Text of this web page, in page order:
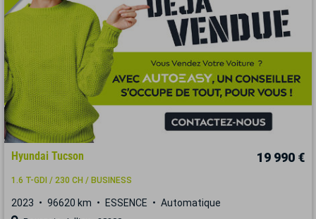
Hyundai Tucson 19 990 €
1.6 T-GDI / 230 CH / BUSINESS
2023 96620 km ESSENCE Automatique